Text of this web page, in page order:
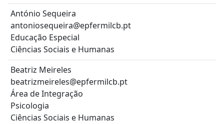
António Sequeira
antoniosequeira@epfermilcb.pt
Educação Especial
Ciências Sociais e Humanas
Beatriz Meireles
beatrizmeireles@epfermilcb.pt
Área de Integração
Psicologia
Ciências Sociais e Humanas